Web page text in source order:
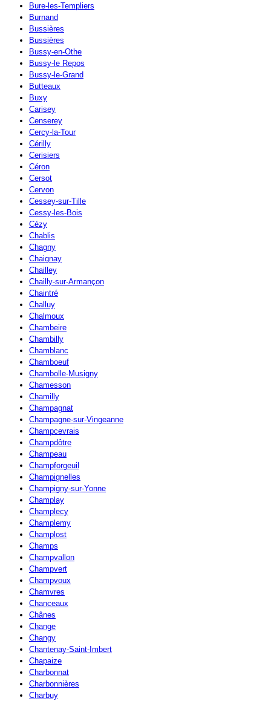
Bure-les-Templiers
Burnand
Bussières
Bussières
Bussy-en-Othe
Bussy-le Repos
Bussy-le-Grand
Butteaux
Buxy
Carisey
Censerey
Cercy-la-Tour
Cérilly
Cerisiers
Céron
Cersot
Cervon
Cessey-sur-Tille
Cessy-les-Bois
Cézy
Chablis
Chagny
Chaignay
Chailley
Chailly-sur-Armançon
Chaintré
Challuy
Chalmoux
Chambeire
Chambilly
Chamblanc
Chamboeuf
Chambolle-Musigny
Chamesson
Chamilly
Champagnat
Champagne-sur-Vingeanne
Champcevrais
Champdôtre
Champeau
Champforgeuil
Champignelles
Champigny-sur-Yonne
Champlay
Champlecy
Champlemy
Champlost
Champs
Champvallon
Champvert
Champvoux
Chamvres
Chanceaux
Chânes
Change
Changy
Chantenay-Saint-Imbert
Chapaize
Charbonnat
Charbonnières
Charbuy